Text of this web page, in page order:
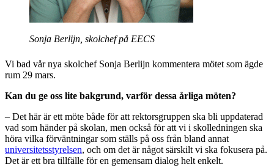
Sonja Berlijn, skolchef på EECS
Vi bad vår nya skolchef Sonja Berlijn kommentera mötet som ägde
rum 29 mars.
Kan du ge oss lite bakgrund, varför dessa årliga möten?
– Det här är ett möte både för att rektorsgruppen ska bli uppdaterad
vad som händer på skolan, men också för att vi i skolledningen ska
höra vilka förväntningar som ställs på oss från bland annat
universitetsstyrelsen, och om det är något särskilt vi ska fokusera på.
Det är ett bra tillfälle för en gemensam dialog helt enkelt.